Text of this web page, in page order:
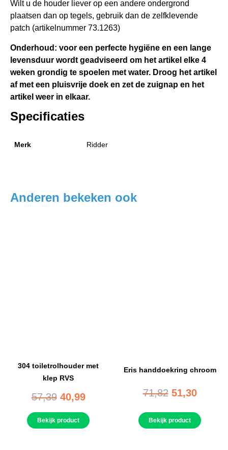
Wilt u de houder liever op een andere ondergrond
plaatsen dan op tegels, gebruik dan de zelfklevende
patch (artikelnummer 73.1263)
Onderhoud: voor een perfecte hygiëne en een lange
levensduur wordt geadviseerd om het artikel elke 4
weken grondig te spoelen met water. Droog het artikel
af met een pluisvrije doek en zet de zuignap en het
artikel weer in elkaar.
Specificaties
Merk Ridder
Anderen bekeken ook
304 toiletrolhouder met
klep RVS
57,39 40,99
Bekijk product
Eris handdoekring chroom
71,82 51,30
Bekijk product